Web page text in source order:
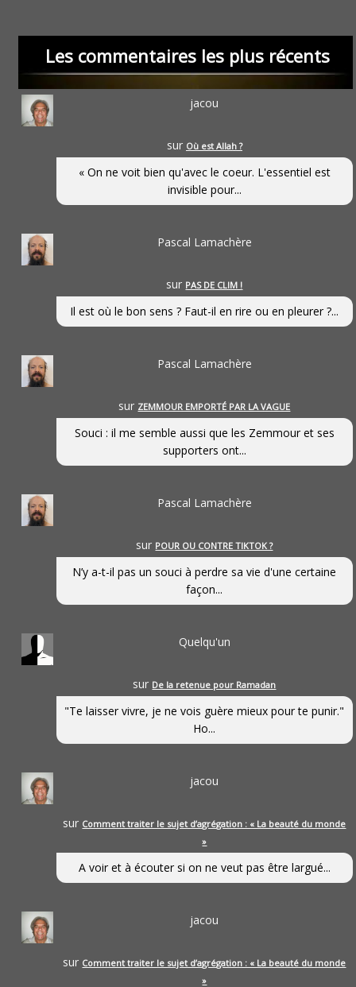
Les commentaires les plus récents
jacou
sur Où est Allah ?
« On ne voit bien qu'avec le coeur. L'essentiel est
invisible pour...
Pascal Lamachère
sur PAS DE CLIM !
Il est où le bon sens ? Faut-il en rire ou en pleurer ?...
Pascal Lamachère
sur ZEMMOUR EMPORTÉ PAR LA VAGUE
Souci : il me semble aussi que les Zemmour et ses
supporters ont...
Pascal Lamachère
sur POUR OU CONTRE TIKTOK ?
N’y a-t-il pas un souci à perdre sa vie d'une certaine
façon...
Quelqu'un
sur De la retenue pour Ramadan
"Te laisser vivre, je ne vois guère mieux pour te punir."
Ho...
jacou
sur Comment traiter le sujet d’agrégation : « La beauté du monde
»
A voir et à écouter si on ne veut pas être largué...
jacou
sur Comment traiter le sujet d’agrégation : « La beauté du monde
»